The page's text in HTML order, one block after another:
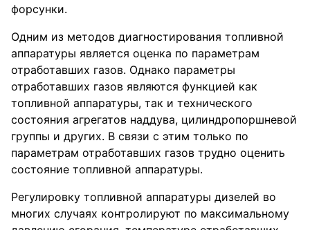
форсунки.
Одним из методов диагностирования топливной
аппаратуры является оценка по параметрам
отработавших газов. Однако параметры
отработавших газов являются функцией как
топливной аппаратуры, так и технического
состояния агрегатов наддува, цилиндропоршневой
группы и других. В связи с этим только по
параметрам отработавших газов трудно оценить
состояние топливной аппаратуры.
Регулировку топливной аппаратуры дизелей во
многих случаях контролируют по максимальному